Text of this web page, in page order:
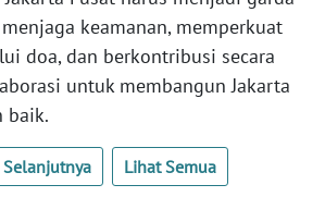
keamanan, memperkuat
doa, dan berkontribusi secara
untuk membangun Jakarta
baik.
Selanjutnya Lihat Semua